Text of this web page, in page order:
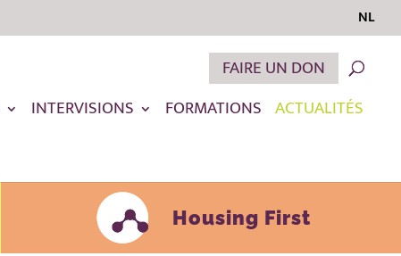
NL
INTERVISIONS FORMATIONS ACTUALITÉS
FAIRE UN DON
Housing First